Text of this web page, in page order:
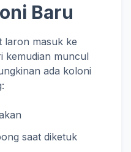
Baru
laron masuk ke
kemudian muncul
ada koloni
saat diketuk